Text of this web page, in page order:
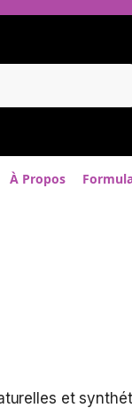
À Propos
et